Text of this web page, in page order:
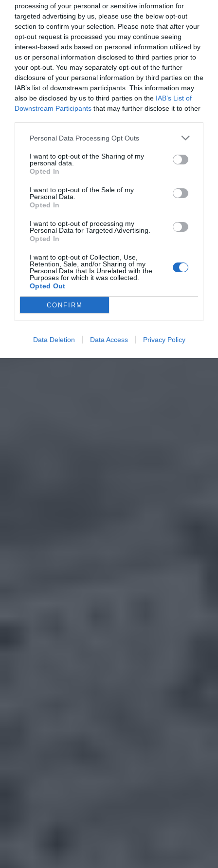
processing of your personal or sensitive information for
targeted advertising by us, please use the below opt-out
section to confirm your selection. Please note that after your
opt-out request is processed you may continue seeing
interest-based ads based on personal information utilized by
us or personal information disclosed to third parties prior to
your opt-out. You may separately opt-out of the further
disclosure of your personal information by third parties on the
IAB’s list of downstream participants. This information may
also be disclosed by us to third parties on the IAB’s List of
Downstream Participants that may further disclose it to other
Personal Data Processing Opt Outs
I want to opt-out of the Sharing of my
personal data.
Opted In
I want to opt-out of the Sale of my
Personal Data.
Opted In
I want to opt-out of processing my
Personal Data for Targeted Advertising.
Opted In
I want to opt-out of Collection, Use,
Retention, Sale, and/or Sharing of my
Personal Data that Is Unrelated with the
Purposes for which it was collected.
Opted Out
CONFIRM
Data Deletion Data Access Privacy Policy